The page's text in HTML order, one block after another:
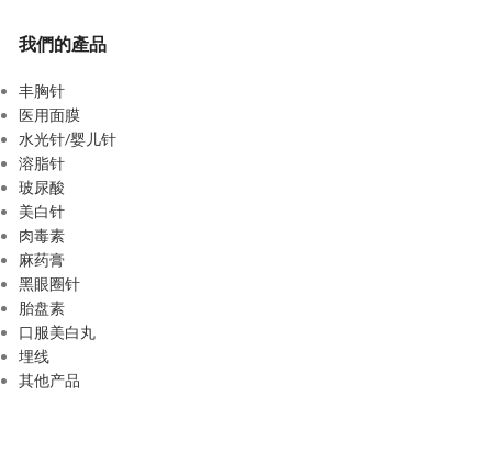
我們的產品
丰胸针
医用面膜
水光针/婴儿针
溶脂针
玻尿酸
美白针
肉毒素
麻药膏
黑眼圈针
胎盘素
口服美白丸
埋线
其他产品